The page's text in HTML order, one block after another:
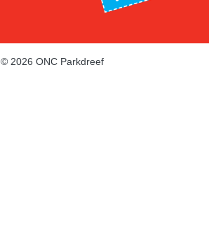
© 2026 ONC Parkdreef